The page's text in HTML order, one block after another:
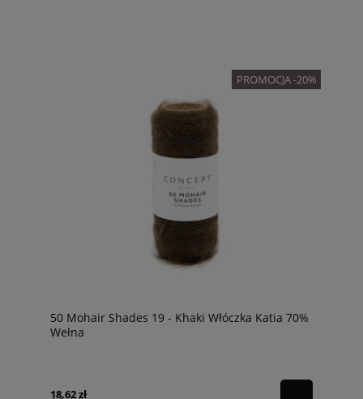
PROMOCJA -20%
50 Mohair Shades 19 - Khaki Włóczka Katia 70%
Wełna
18,62 zł